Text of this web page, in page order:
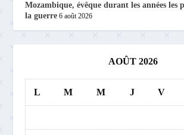
Mozambique, évêque durant les années les
la guerre 6 août 2026
AOÛT 2026
L M M J V